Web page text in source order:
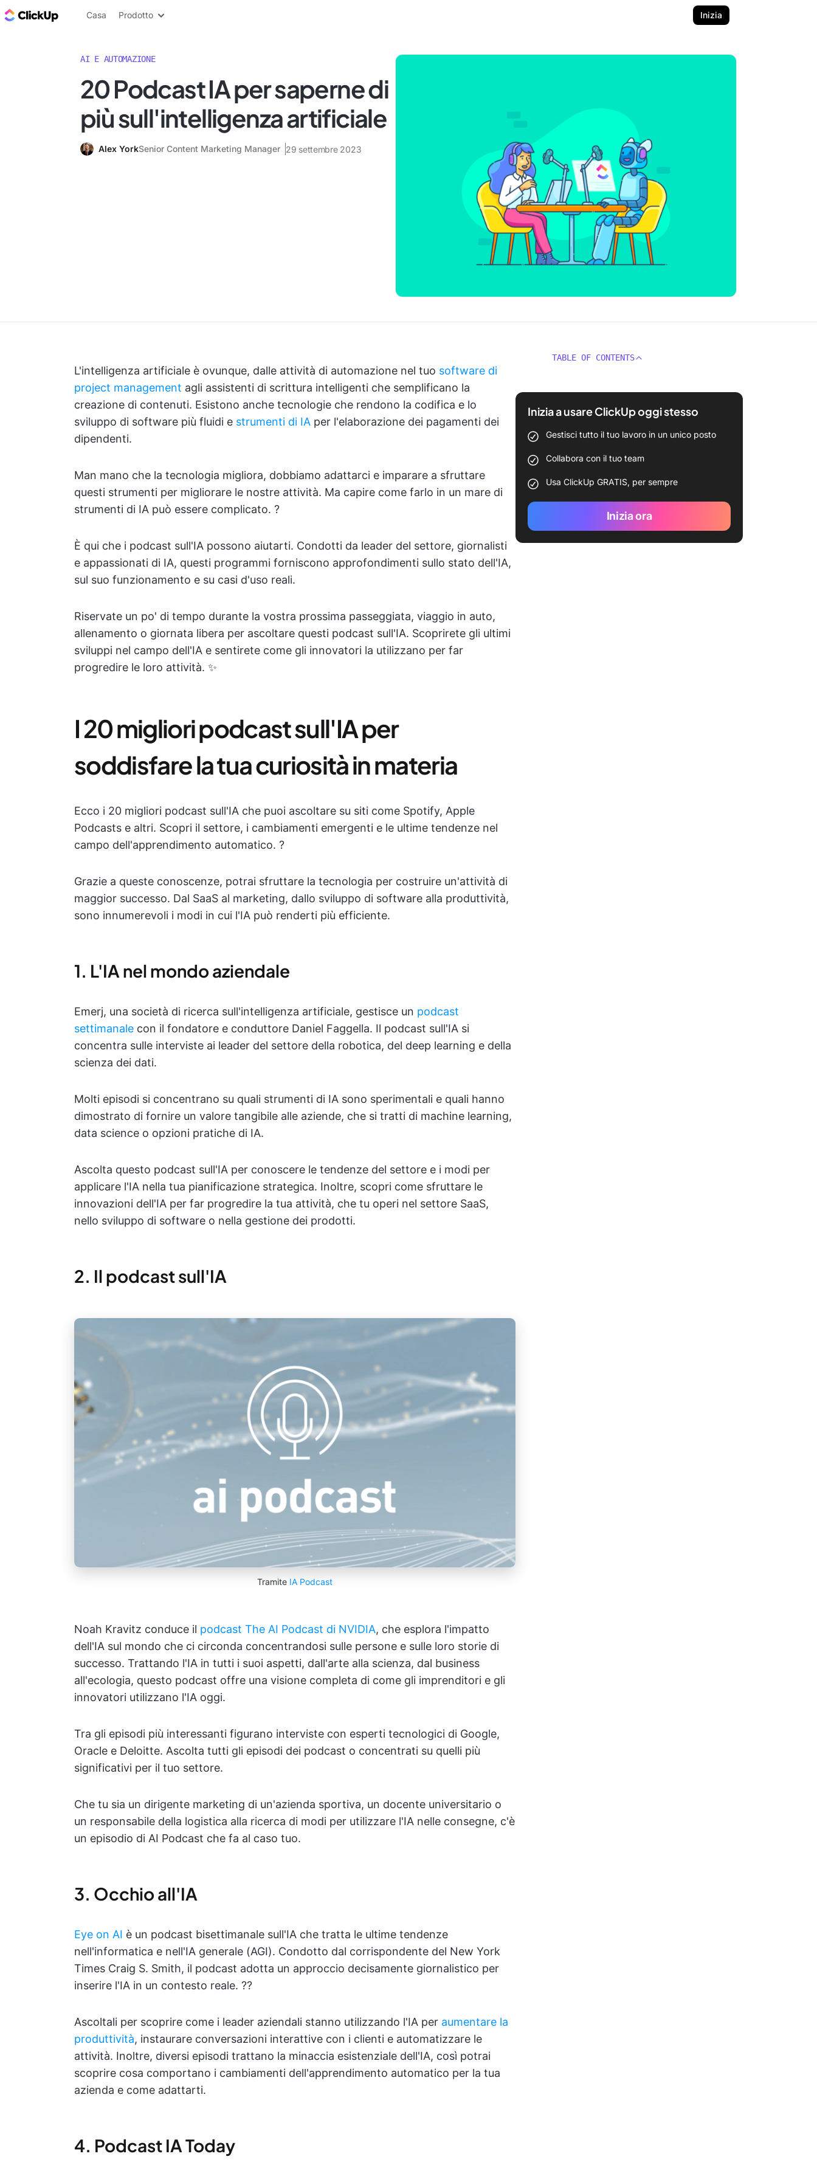
Blog di ClickUp
Casa Prodotto Inizia
AI E AUTOMAZIONE
20 Podcast IA per saperne di
più sull'intelligenza artificiale
Alex YorkSenior Content Marketing Manager 29 settembre 2023
L'intelligenza artificiale è ovunque, dalle attività di automazione nel tuo software di
project management agli assistenti di scrittura intelligenti che semplificano la
creazione di contenuti. Esistono anche tecnologie che rendono la codifica e lo
sviluppo di software più fluidi e strumenti di IA per l'elaborazione dei pagamenti dei
dipendenti.
Man mano che la tecnologia migliora, dobbiamo adattarci e imparare a sfruttare
questi strumenti per migliorare le nostre attività. Ma capire come farlo in un mare di
strumenti di IA può essere complicato. ?
È qui che i podcast sull'IA possono aiutarti. Condotti da leader del settore, giornalisti
e appassionati di IA, questi programmi forniscono approfondimenti sullo stato dell'IA,
sul suo funzionamento e su casi d'uso reali.
Riservate un po' di tempo durante la vostra prossima passeggiata, viaggio in auto,
allenamento o giornata libera per ascoltare questi podcast sull'IA. Scoprirete gli ultimi
sviluppi nel campo dell'IA e sentirete come gli innovatori la utilizzano per far
progredire le loro attività. ✨
I 20 migliori podcast sull'IA per
soddisfare la tua curiosità in materia
Ecco i 20 migliori podcast sull'IA che puoi ascoltare su siti come Spotify, Apple
Podcasts e altri. Scopri il settore, i cambiamenti emergenti e le ultime tendenze nel
campo dell'apprendimento automatico. ?
Grazie a queste conoscenze, potrai sfruttare la tecnologia per costruire un'attività di
maggior successo. Dal SaaS al marketing, dallo sviluppo di software alla produttività,
sono innumerevoli i modi in cui l'IA può renderti più efficiente.
1. L'IA nel mondo aziendale
Emerj, una società di ricerca sull'intelligenza artificiale, gestisce un podcast
settimanale con il fondatore e conduttore Daniel Faggella. Il podcast sull'IA si
concentra sulle interviste ai leader del settore della robotica, del deep learning e della
scienza dei dati.
Molti episodi si concentrano su quali strumenti di IA sono sperimentali e quali hanno
dimostrato di fornire un valore tangibile alle aziende, che si tratti di machine learning,
data science o opzioni pratiche di IA.
Ascolta questo podcast sull'IA per conoscere le tendenze del settore e i modi per
applicare l'IA nella tua pianificazione strategica. Inoltre, scopri come sfruttare le
innovazioni dell'IA per far progredire la tua attività, che tu operi nel settore SaaS,
nello sviluppo di software o nella gestione dei prodotti.
2. Il podcast sull'IA
Tramite IA Podcast
Noah Kravitz conduce il podcast The AI Podcast di NVIDIA, che esplora l'impatto
dell'IA sul mondo che ci circonda concentrandosi sulle persone e sulle loro storie di
successo. Trattando l'IA in tutti i suoi aspetti, dall'arte alla scienza, dal business
all'ecologia, questo podcast offre una visione completa di come gli imprenditori e gli
innovatori utilizzano l'IA oggi.
Tra gli episodi più interessanti figurano interviste con esperti tecnologici di Google,
Oracle e Deloitte. Ascolta tutti gli episodi dei podcast o concentrati su quelli più
significativi per il tuo settore.
Che tu sia un dirigente marketing di un'azienda sportiva, un docente universitario o
un responsabile della logistica alla ricerca di modi per utilizzare l'IA nelle consegne, c'è
un episodio di AI Podcast che fa al caso tuo.
3. Occhio all'IA
Eye on AI è un podcast bisettimanale sull'IA che tratta le ultime tendenze
nell'informatica e nell'IA generale (AGI). Condotto dal corrispondente del New York
Times Craig S. Smith, il podcast adotta un approccio decisamente giornalistico per
inserire l'IA in un contesto reale. ?️‍?️
Ascoltali per scoprire come i leader aziendali stanno utilizzando l'IA per aumentare la
produttività, instaurare conversazioni interattive con i clienti e automatizzare le
attività. Inoltre, diversi episodi trattano la minaccia esistenziale dell'IA, così potrai
scoprire cosa comportano i cambiamenti dell'apprendimento automatico per la tua
azienda e come adattarti.
4. Podcast IA Today
TABLE OF CONTENTS
Inizia a usare ClickUp oggi stesso
Gestisci tutto il tuo lavoro in un unico posto
Collabora con il tuo team
Usa ClickUp GRATIS, per sempre
Inizia ora